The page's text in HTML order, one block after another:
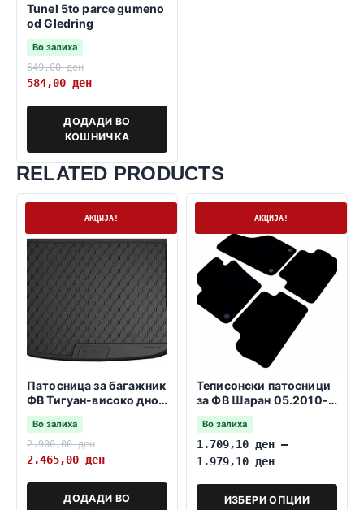
Tunel 5to parce gumeno
od Gledring
Во залиха
649,00ден
584,00 ден
ДОДАДИ ВО
КОШНИЧКА
RELATED PRODUCTS
АКЦИЈА!
Патосница за багажник
ФВ Тигуан-високо дно
2007-03.2016
Во залиха
2.900,00ден
2.465,00 ден
ДОДАДИ ВО
АКЦИЈА!
Теписонски патосници
за ФВ Шаран 05.2010->
ДВА РЕДА
Во залиха
1.709,10 ден –
1.979,10 ден
ИЗБЕРИ ОПЦИИ